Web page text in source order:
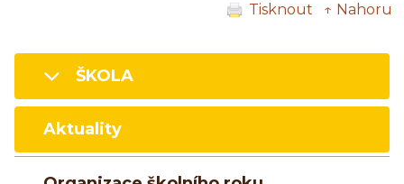
Tisknout
↑ Nahoru
ŠKOLA
Aktuality